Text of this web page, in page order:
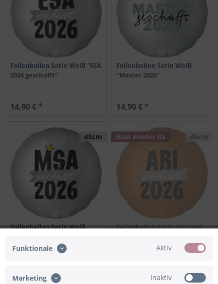
Folienballon Satin Weiß "ESA
2026 geschafft"
14,90 € *
Folienballon Satin Weiß
"Master 2026"
14,90 € *
45cm
Folienballon Satin Weiß
Bald wieder da 45cm
Folienballon Satin Caramel
Funktionale Aktiv
Marketing Inaktiv